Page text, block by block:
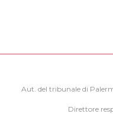
Aut. del tribunale di
Direttore